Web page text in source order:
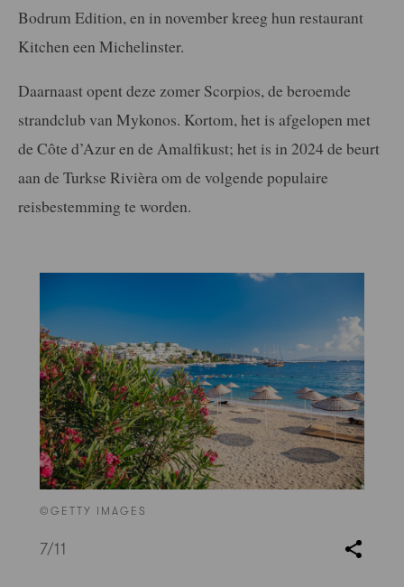
Bodrum Edition, en in november kreeg hun restaurant
Kitchen een Michelinster.
Daarnaast opent deze zomer Scorpios, de beroemde
strandclub van Mykonos. Kortom, het is afgelopen met
de Côte d’Azur en de Amalfikust; het is in 2024 de beurt
aan de Turkse Rivièra om de volgende populaire
reisbestemming te worden.
©GETTY IMAGES
7/11